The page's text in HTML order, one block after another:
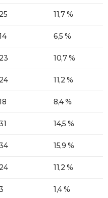
25 11,7 %
6,5 %
23 10,7 %
24 11,2 %
8,4 %
14,5 %
15,9 %
24 11,2 %
1,4 %